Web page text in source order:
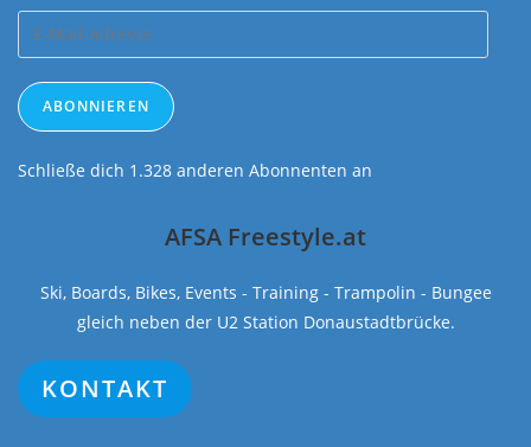
Mail-
Adresse
ABONNIEREN
Schließe dich 1.328 anderen Abonnenten an
AFSA Freestyle.at
Ski, Boards, Bikes, Events - Training - Trampolin - Bungee
gleich neben der U2 Station Donaustadtbrücke.
KONTAKT